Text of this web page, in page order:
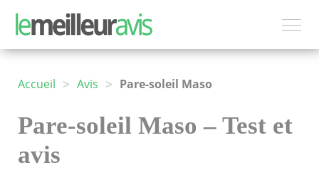
Accueil > Avis > Pare-soleil Maso
Pare-soleil Maso – Test et
avis